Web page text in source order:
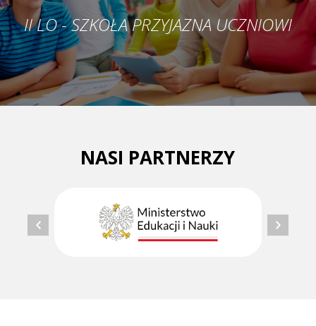
II LO - SZKOŁA PRZYJAZNA UCZNIOWI
NASI PARTNERZY